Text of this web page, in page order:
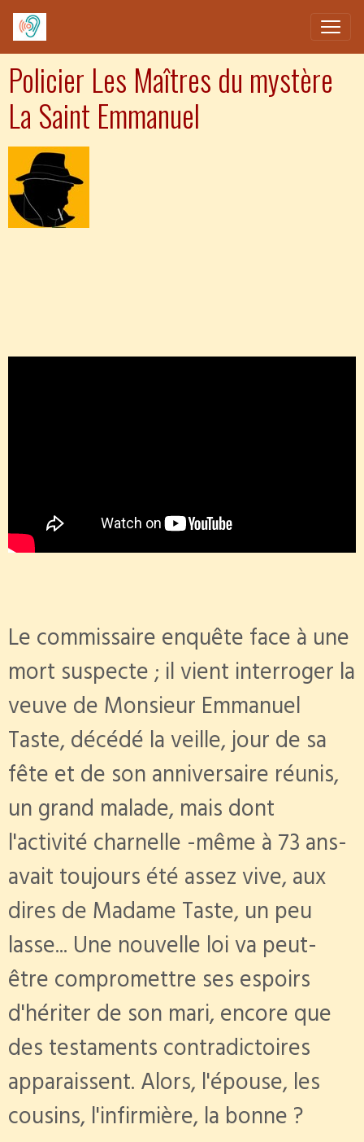
Policier Les Maîtres du mystère
La Saint Emmanuel
Le commissaire enquête face à une
mort suspecte ; il vient interroger la
veuve de Monsieur Emmanuel
Taste, décédé la veille, jour de sa
fête et de son anniversaire réunis,
un grand malade, mais dont
l'activité charnelle -même à 73 ans-
avait toujours été assez vive, aux
dires de Madame Taste, un peu
lasse... Une nouvelle loi va peut-
être compromettre ses espoirs
d'hériter de son mari, encore que
des testaments contradictoires
apparaissent. Alors, l'épouse, les
cousins, l'infirmière, la bonne ?